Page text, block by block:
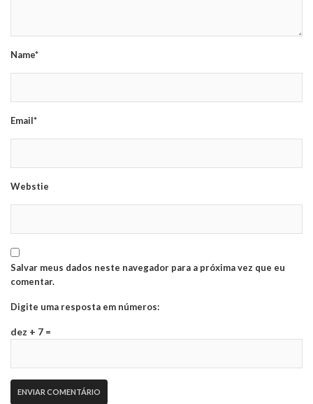
Name*
Email*
Webstie
Salvar meus dados neste navegador para a próxima vez que eu
comentar.
Digite uma resposta em números:
dez + 7 =